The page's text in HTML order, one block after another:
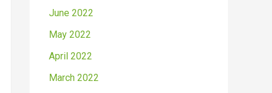
June 2022
May 2022
April 2022
March 2022